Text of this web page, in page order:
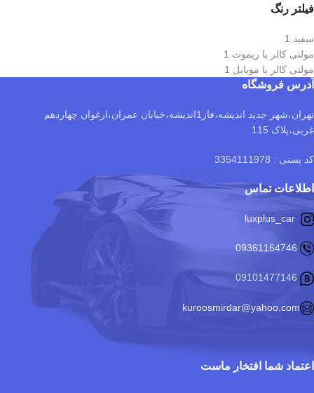
فیلتر رنگ
سفید 1
مولتی کالر با ریموت 1
مولتی کالر با موبایل 1
آدرس فروشگاه
تهران،شهر جدید اندیشه،فاز1اندیشه،خیابان عمران،ارغوان چهاردهم
غربی،پلاک 115
کد پستی : 3354111978
اطلاعات تماس
09361164746
kuroosmirdar@yahoo.com
اعتماد شما افتخار ماست